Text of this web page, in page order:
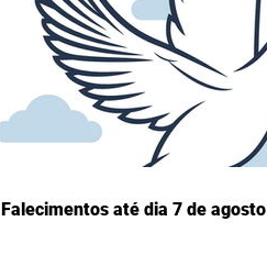
Falecimentos até dia 7 de agosto